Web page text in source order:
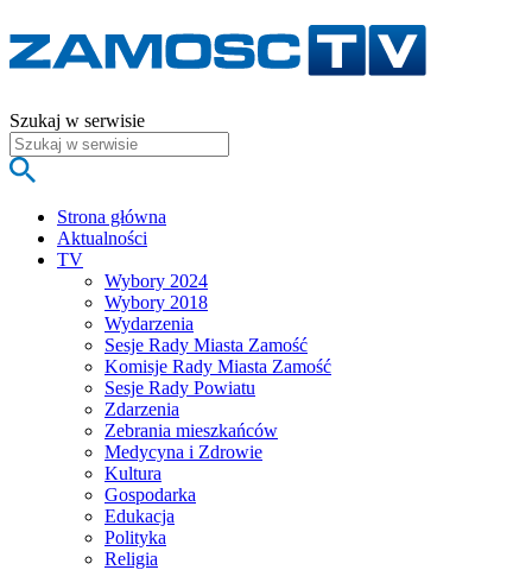
Szukaj w serwisie
Strona główna
Aktualności
TV
Wybory 2024
Wybory 2018
Wydarzenia
Sesje Rady Miasta Zamość
Komisje Rady Miasta Zamość
Sesje Rady Powiatu
Zdarzenia
Zebrania mieszkańców
Medycyna i Zdrowie
Kultura
Gospodarka
Edukacja
Polityka
Religia